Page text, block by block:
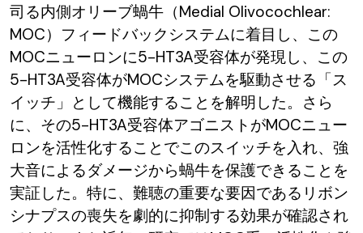
司る内側オリーブ蝸牛（Medial Olivocochlear:
MOC）フィードバックシステムに着目し、この
MOCニューロンに5-HT3A受容体が発現し、この
5-HT3A受容体がMOCシステムを駆動させる「ス
イッチ」として機能することを解明した。さら
に、その5-HT3A受容体アゴニストがMOCニュー
ロンを活性化することでこのスイッチを入れ、強
大音によるダメージから蝸牛を保護できることを
実証した。特に、難聴の重要な要因であるリボン
シナプスの喪失を劇的に抑制する効果が確認され